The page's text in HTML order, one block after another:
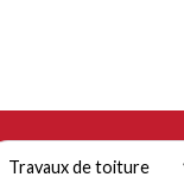
Travaux de toiture